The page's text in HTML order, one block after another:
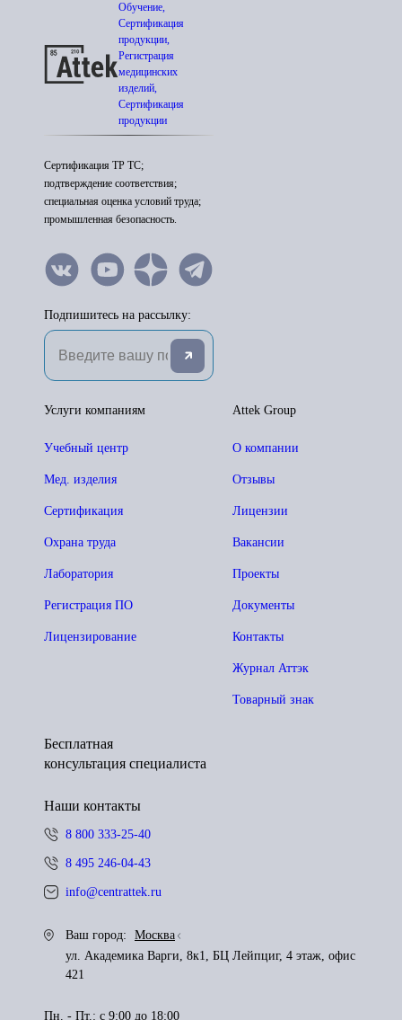
Обучение,
Сертификация
продукции,
Регистрация
медицинских
изделий,
Сертификация
продукции
Сертификация ТР ТС;
подтверждение соответствия;
специальная оценка условий труда;
промышленная безопасность.
Подпишитесь на рассылку:
Attek Group
О компании
Отзывы
Лицензии
Вакансии
Проекты
Документы
Контакты
Журнал Аттэк
Товарный знак
Услуги компаниям
Учебный центр
Мед. изделия
Сертификация
Охрана труда
Лаборатория
Регистрация ПО
Лицензирование
Бесплатная
консультация специалиста
Наши контакты
8 800 333-25-40
8 495 246-04-43
info@centrattek.ru
Ваш город:
Москва
ул. Академика Варги, 8к1, БЦ Лейпциг, 4 этаж, офис
421
Пн. - Пт.: с 9:00 до 18:00